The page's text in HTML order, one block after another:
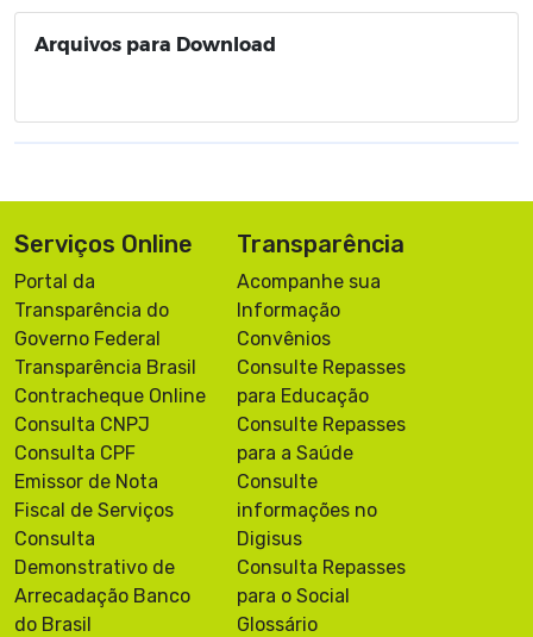
Arquivos para Download
Serviços Online
Portal da
Transparência do
Governo Federal
Transparência Brasil
Contracheque Online
Consulta CNPJ
Consulta CPF
Emissor de Nota
Fiscal de Serviços
Consulta
Demonstrativo de
Arrecadação Banco
do Brasil
Transparência
Acompanhe sua
Informação
Convênios
Consulte Repasses
para Educação
Consulte Repasses
para a Saúde
Consulte
informações no
Digisus
Consulta Repasses
para o Social
Glossário